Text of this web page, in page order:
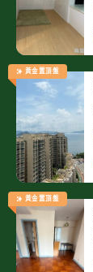
黃金置頂盤
黃金置頂盤